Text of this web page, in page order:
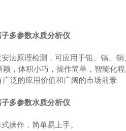
多参数水质分析仪
法原理检测，可应用于铅、镉、
，体积小巧，操作简单，智能化
泛的应用价值和广阔的市场前景
多参数水质分析仪
操作，简单易上手。